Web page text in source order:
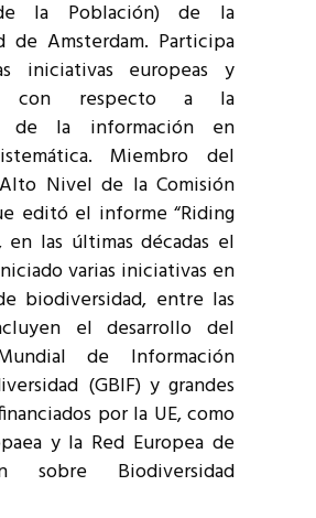
la Población) de la
de Amsterdam. Participa
iniciativas europeas y
con respecto a la
de la información en
Miembro del
Nivel de la Comisión
editó el informe “Riding
en las últimas décadas el
varias iniciativas en
biodiversidad, entre las
el desarrollo del
de Información
(GBIF) y grandes
por la UE, como
y la Red Europea de
sobre Biodiversidad